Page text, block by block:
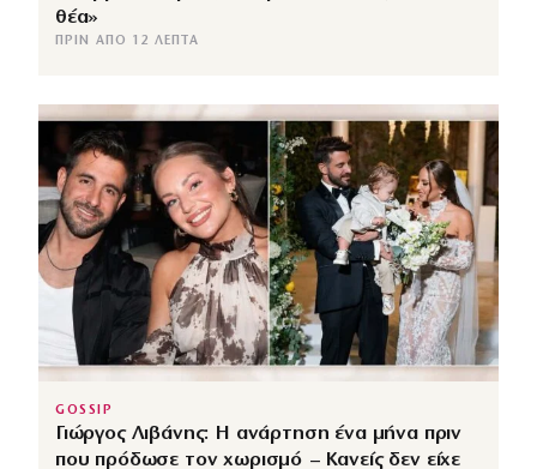
θέα»
ΠΡΙΝ ΑΠΌ 12 ΛΕΠΤΆ
GOSSIP
Γιώργος Λιβάνης: Η ανάρτηση ένα μήνα πριν
που πρόδωσε τον χωρισμό – Κανείς δεν είχε